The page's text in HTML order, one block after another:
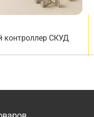
контроллер СКУД